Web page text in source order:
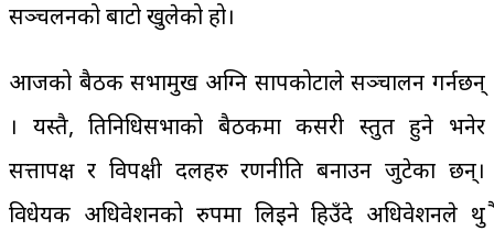
सञ्चलनको बाटो खुलेको हो।
आजको बैठक सभामुख अग्नि सापकोटाले सञ्चालन गर्नछन्
। यस्तै, प्रतिनिधिसभाको बैठकमा कसरी प्रस्तुत हुने भनेर
सत्तापक्ष र विपक्षी दलहरु रणनीति बनाउन जुटेका छन्।
विधेयक अधिवेशनको रुपमा लिइने हिउँदे अधिवेशनले थुप्रै